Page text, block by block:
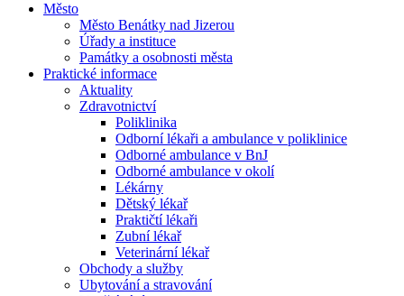
Město
Město Benátky nad Jizerou
Úřady a instituce
Památky a osobnosti města
Praktické informace
Aktuality
Zdravotnictví
Poliklinika
Odborní lékaři a ambulance v poliklinice
Odborné ambulance v BnJ
Odborné ambulance v okolí
Lékárny
Dětský lékař
Praktičtí lékaři
Zubní lékař
Veterinární lékař
Obchody a služby
Ubytování a stravování